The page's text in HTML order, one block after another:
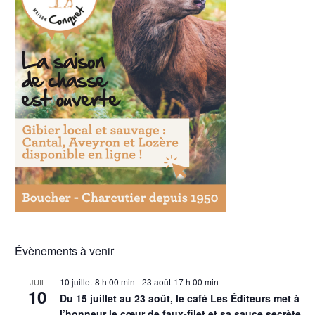
Évènements à venir
JUIL
10
10 juillet-8 h 00 min -23 août-17 h 00 min
Du 15 juillet au 23 août, le café Les Éditeurs met à